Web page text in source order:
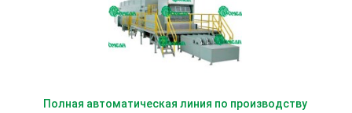
Полная автоматическая линия по производству